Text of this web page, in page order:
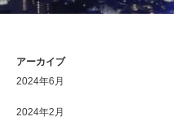
アーカイブ
2024年6月
2024年2月